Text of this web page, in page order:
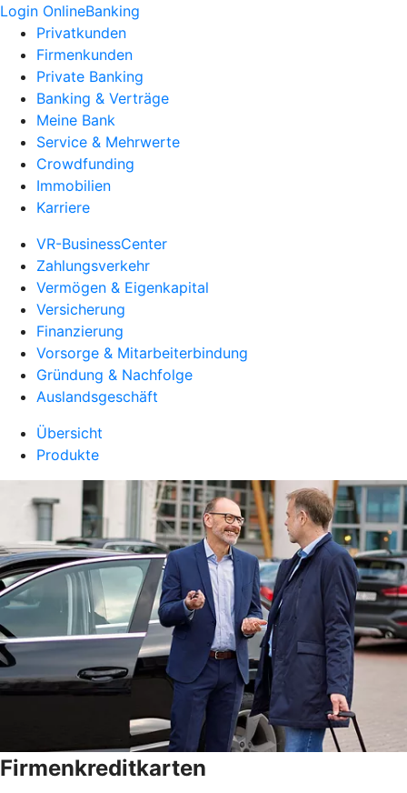
Login OnlineBanking
Privatkunden
Firmenkunden
Private Banking
Banking & Verträge
Meine Bank
Service & Mehrwerte
Crowdfunding
Immobilien
Karriere
VR-BusinessCenter
Zahlungsverkehr
Vermögen & Eigenkapital
Versicherung
Finanzierung
Vorsorge & Mitarbeiterbindung
Gründung & Nachfolge
Auslandsgeschäft
Übersicht
Produkte
Firmenkreditkarten